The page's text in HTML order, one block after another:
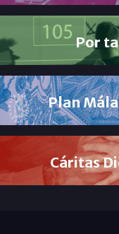
Por
Plan
Cáritas